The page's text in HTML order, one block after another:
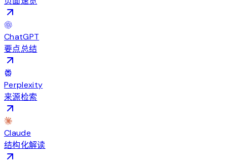
ChatGPT
要点总结
Perplexity
来源检索
Claude
结构化解读